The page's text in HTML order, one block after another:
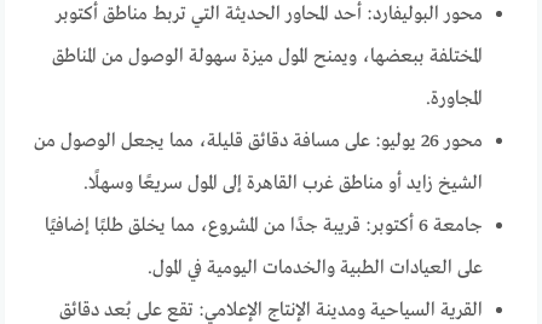
محور البوليفارد: أحد المحاور الحديثة التي تربط مناطق أكتوبر
المختلفة ببعضها، ويمنح المول ميزة سهولة الوصول من المناطق
المجاورة.
محور 26 يوليو: على مسافة دقائق قليلة، مما يجعل الوصول من
الشيخ زايد أو مناطق غرب القاهرة إلى المول سريعًا وسهلًا.
جامعة 6 أكتوبر: قريبة جدًا من المشروع، مما يخلق طلبًا إضافيًا
على العيادات الطبية والخدمات اليومية في المول.
القرية السياحية ومدينة الإنتاج الإعلامي: تقع على بُعد دقائق